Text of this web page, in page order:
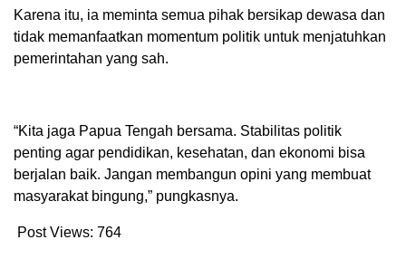
Karena itu, ia meminta semua pihak bersikap dewasa dan
tidak memanfaatkan momentum politik untuk menjatuhkan
pemerintahan yang sah.
“Kita jaga Papua Tengah bersama. Stabilitas politik
penting agar pendidikan, kesehatan, dan ekonomi bisa
berjalan baik. Jangan membangun opini yang membuat
masyarakat bingung,” pungkasnya.
Post Views: 764